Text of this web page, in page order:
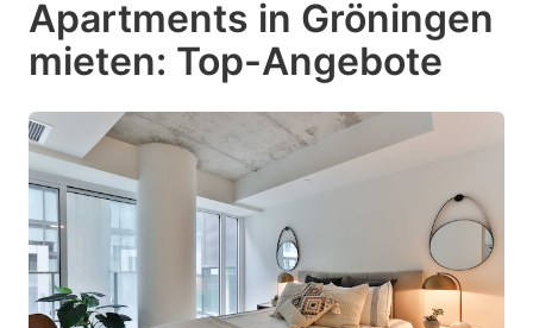
key
to
the
keyboard
shortcuts
for
changing
dates.
key
to
get
the
keyboard
changing
dates.
Apartments in Gröningen
mieten: Top-Angebote